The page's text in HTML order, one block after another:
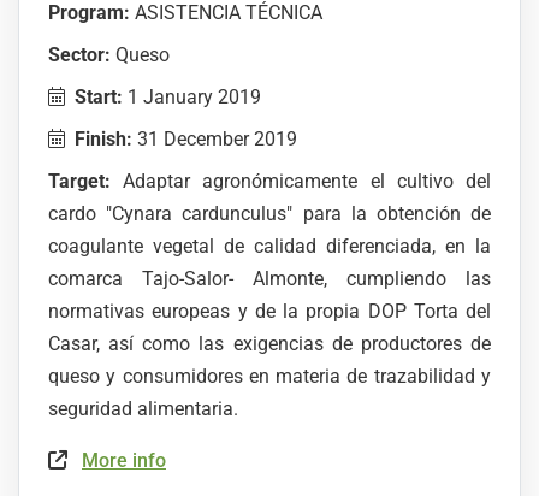
Program: ASISTENCIA TÉCNICA
Sector: Queso
Start: 1 January 2019
Finish: 31 December 2019
Target: Adaptar agronómicamente el cultivo del
cardo "Cynara cardunculus" para la obtención de
coagulante vegetal de calidad diferenciada, en la
comarca Tajo-Salor- Almonte, cumpliendo las
normativas europeas y de la propia DOP Torta del
Casar, así como las exigencias de productores de
queso y consumidores en materia de trazabilidad y
seguridad alimentaria.
More info